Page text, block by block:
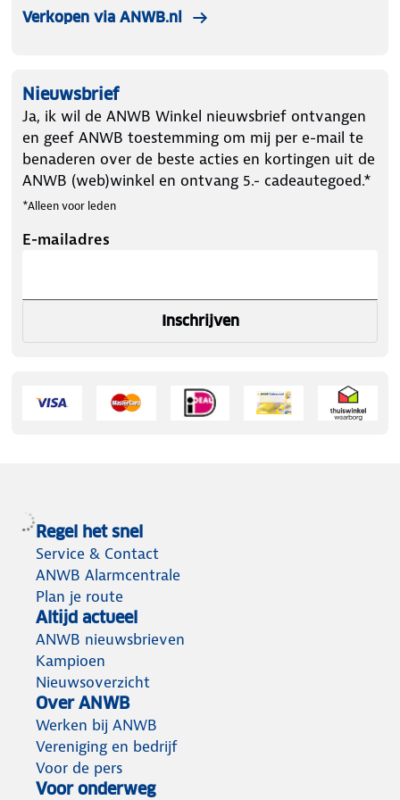
bandenmaat 245/55R18
✔ Montagehandschoenen
✔ Plastic opbergtas
✔ Montagehandleiding
Verkopen via ANWB.nl
Nieuwsbrief
Ja, ik wil de ANWB Winkel nieuwsbrief ontvangen
en geef ANWB toestemming om mij per e-mail te
benaderen over de beste acties en kortingen uit de
ANWB (web)winkel en ontvang 5.- cadeautegoed.*
*Alleen voor leden
E-mailadres
Inschrijven
Regel het snel
Service & Contact
ANWB Alarmcentrale
Plan je route
Altijd actueel
ANWB nieuwsbrieven
Kampioen
Nieuwsoverzicht
Over ANWB
Werken bij ANWB
Vereniging en bedrijf
Voor de pers
Voor onderweg